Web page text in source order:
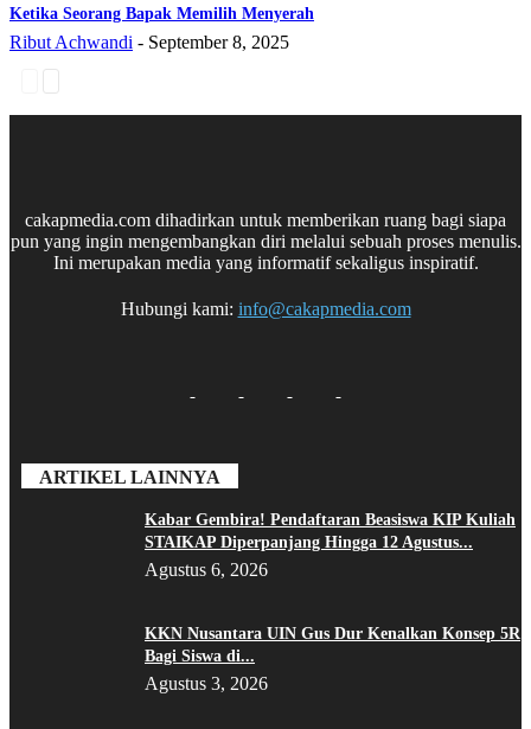
Ketika Seorang Bapak Memilih Menyerah
Ribut Achwandi - September 8, 2025
cakapmedia.com dihadirkan untuk memberikan ruang bagi siapa
pun yang ingin mengembangkan diri melalui sebuah proses menulis.
Ini merupakan media yang informatif sekaligus inspiratif.
Hubungi kami: info@cakapmedia.com
ARTIKEL LAINNYA
Kabar Gembira! Pendaftaran Beasiswa KIP Kuliah
STAIKAP Diperpanjang Hingga 12 Agustus...
Agustus 6, 2026
KKN Nusantara UIN Gus Dur Kenalkan Konsep 5R
Bagi Siswa di...
Agustus 3, 2026